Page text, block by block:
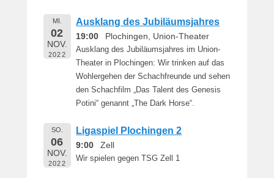
MI.
02
NOV.
2022
Ausklang des Jubiläumsjahres
19:00 Plochingen, Union-Theater
Ausklang des Jubiläumsjahres im Union-
Theater in Plochingen: Wir trinken auf das
Wohlergehen der Schachfreunde und sehen
den Schachfilm „Das Talent des Genesis
Potini“ genannt „The Dark Horse“.
SO.
06
NOV.
2022
Ligaspiel Plochingen 2
9:00 Zell
Wir spielen gegen TSG Zell 1